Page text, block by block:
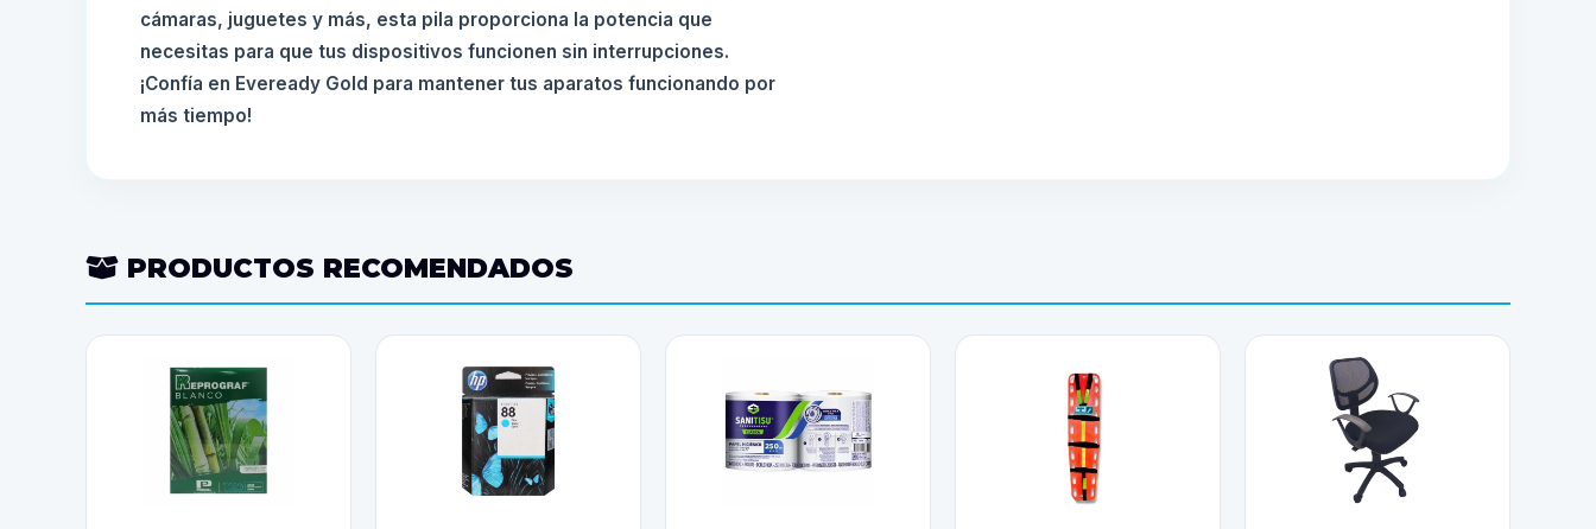
cámaras, juguetes y más, esta pila proporciona la potencia que
necesitas para que tus dispositivos funcionen sin interrupciones.
¡Confía en Eveready Gold para mantener tus aparatos funcionando por
más tiempo!
PRODUCTOS RECOMENDADOS